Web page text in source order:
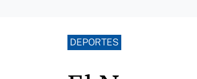
DEPORTES